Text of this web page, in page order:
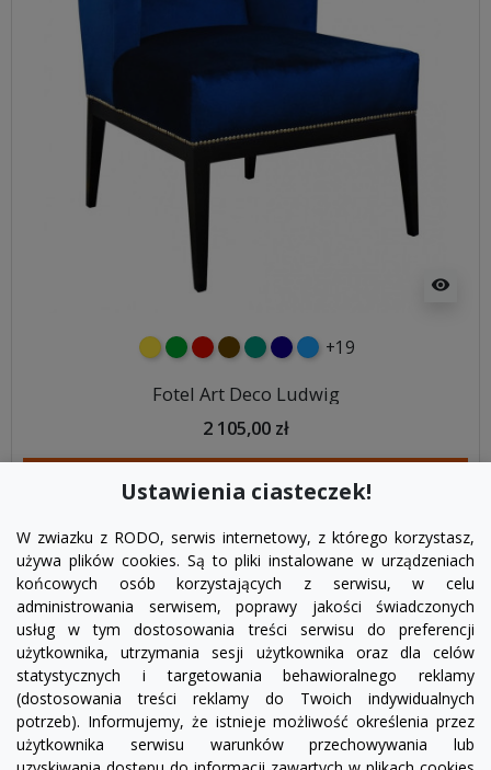
visibility
żółtyzielonyczerwony
czekoladowy
turkusowy
granatowy
niebieski
+19
Fotel Art Deco Ludwig
2 105,00 zł
FacebookYouTubePinterest
Ustawienia ciasteczek!
W zwiazku z RODO, serwis internetowy, z którego korzystasz,
używa plików cookies. Są to pliki instalowane w urządzeniach
końcowych osób korzystających z serwisu, w celu
administrowania serwisem, poprawy jakości świadczonych
usług w tym dostosowania treści serwisu do preferencji
użytkownika, utrzymania sesji użytkownika oraz dla celów
statystycznych i targetowania behawioralnego reklamy
(dostosowania treści reklamy do Twoich indywidualnych
potrzeb). Informujemy, że istnieje możliwość określenia przez
użytkownika serwisu warunków przechowywania lub